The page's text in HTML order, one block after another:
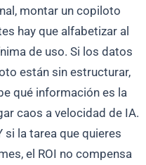
montar un copiloto
hay que alfabetizar al
de uso. Si los datos
están sin estructurar,
qué información es la
caos a velocidad de IA.
si la tarea que quieres
el ROI no compensa